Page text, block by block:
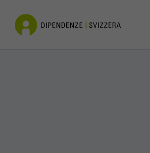
Cocaina
Contatto